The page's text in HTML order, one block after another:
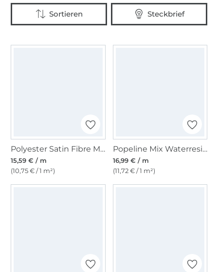
Polyester Satin Fibre Mood, bordeaux
15,59 € / m
(10,75 € / 1 m²)
Popeline Mix Waterresistant Fibre Mood, kiwigrün
16,99 € / m
(11,72 € / 1 m²)